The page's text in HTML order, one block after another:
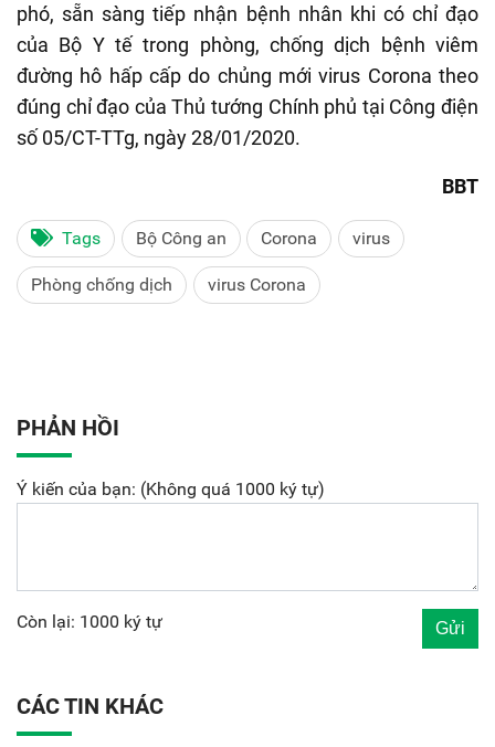
phó, sẵn sàng tiếp nhận bệnh nhân khi có chỉ đạo
của Bộ Y tế trong phòng, chống dịch bệnh viêm
đường hô hấp cấp do chủng mới virus Corona theo
đúng chỉ đạo của Thủ tướng Chính phủ tại Công điện
số 05/CT-TTg, ngày 28/01/2020.
BBT
Tags Bộ Công an Corona virus
Phòng chống dịch virus Corona
PHẢN HỒI
Ý kiến của bạn: (Không quá 1000 ký tự)
Còn lại: 1000 ký tự
CÁC TIN KHÁC